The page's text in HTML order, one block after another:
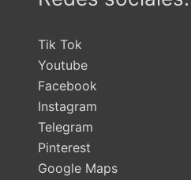
Tik Tok
Youtube
Facebook
Instagram
Telegram
Pinterest
Google Maps